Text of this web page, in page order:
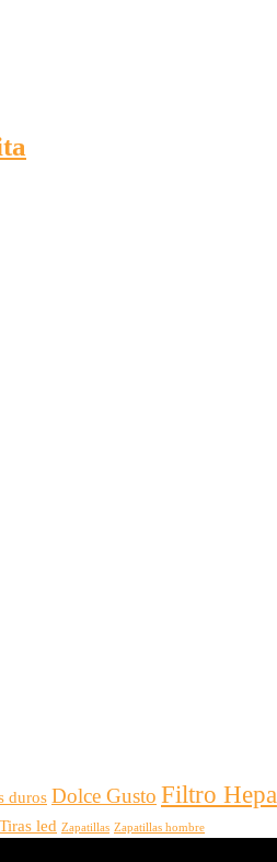
duros Dolce Gusto Filtro Hepa
Tiras led Zapatillas Zapatillas hombre